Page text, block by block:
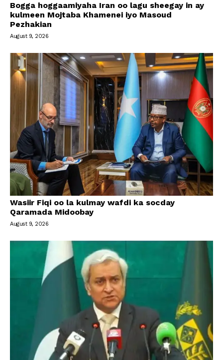
Bogga hoggaamiyaha Iran oo lagu sheegay in ay
kulmeen Mojtaba Khamenei iyo Masoud
Pezhakian
August 9, 2026
Wasiir Fiqi oo la kulmay wafdi ka socday
Qaramada Midoobay
August 9, 2026